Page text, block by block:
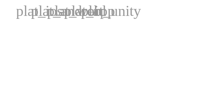
plat_ios
plat_android
plat_web
plat_cpp
plat_unity